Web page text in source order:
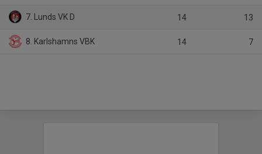
7. Lunds VK D 14 13
8. Karlshamns VBK 14 7